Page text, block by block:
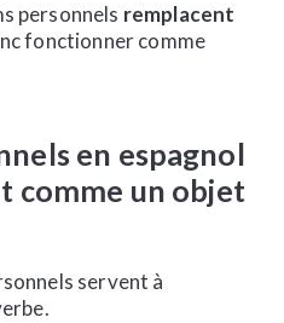
personnels remplacent
fonctionner comme
en espagnol
comme un objet
servent à